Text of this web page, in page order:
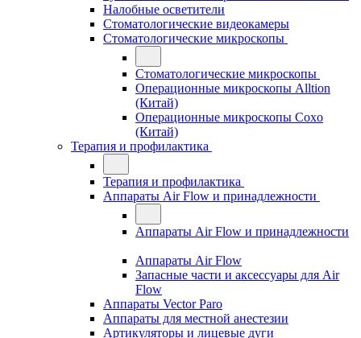
Налобные осветители
Стоматологические видеокамеры
Стоматологические микроскопы
Стоматологические микроскопы
Операционные микроскопы Alltion
(Китай)
Операционные микроскопы Coxo
(Китай)
Терапия и профилактика
Терапия и профилактика
Аппараты Air Flow и принадлежности
Аппараты Air Flow и принадлежности
Аппараты Air Flow
Запасные части и аксессуары для Air
Flow
Аппараты Vector Paro
Аппараты для местной анестезии
Артикуляторы и лицевые дуги